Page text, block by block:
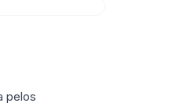
pelos